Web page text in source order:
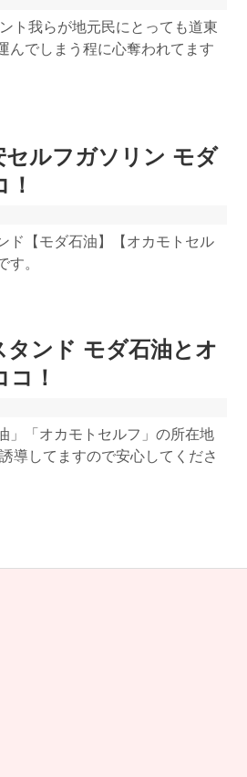
ト我らが地元民にとっても道東
んでしまう程に心奪われてます
セルフガソリン モダ
ド【モダ石油】【オカモトセル
す。
ンド モダ石油とオ
！
」「オカモトセルフ」の所在地
導してますので安心してくださ